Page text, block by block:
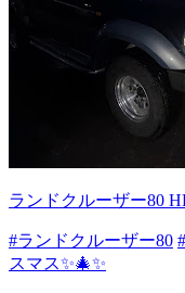
ランドクルーザー80
#ランドクルーザー80
スマス✨🎄✨